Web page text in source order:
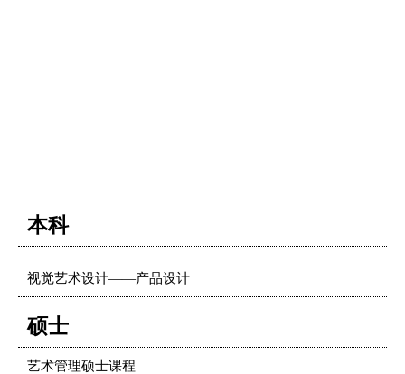
本科
视觉艺术设计——产品设计
硕士
艺术管理硕士课程